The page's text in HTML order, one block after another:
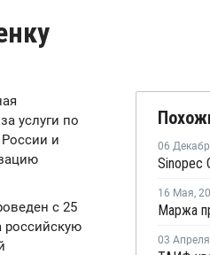
услуги по
и
с 25
российскую
06
16 Мая,
03 Апреля